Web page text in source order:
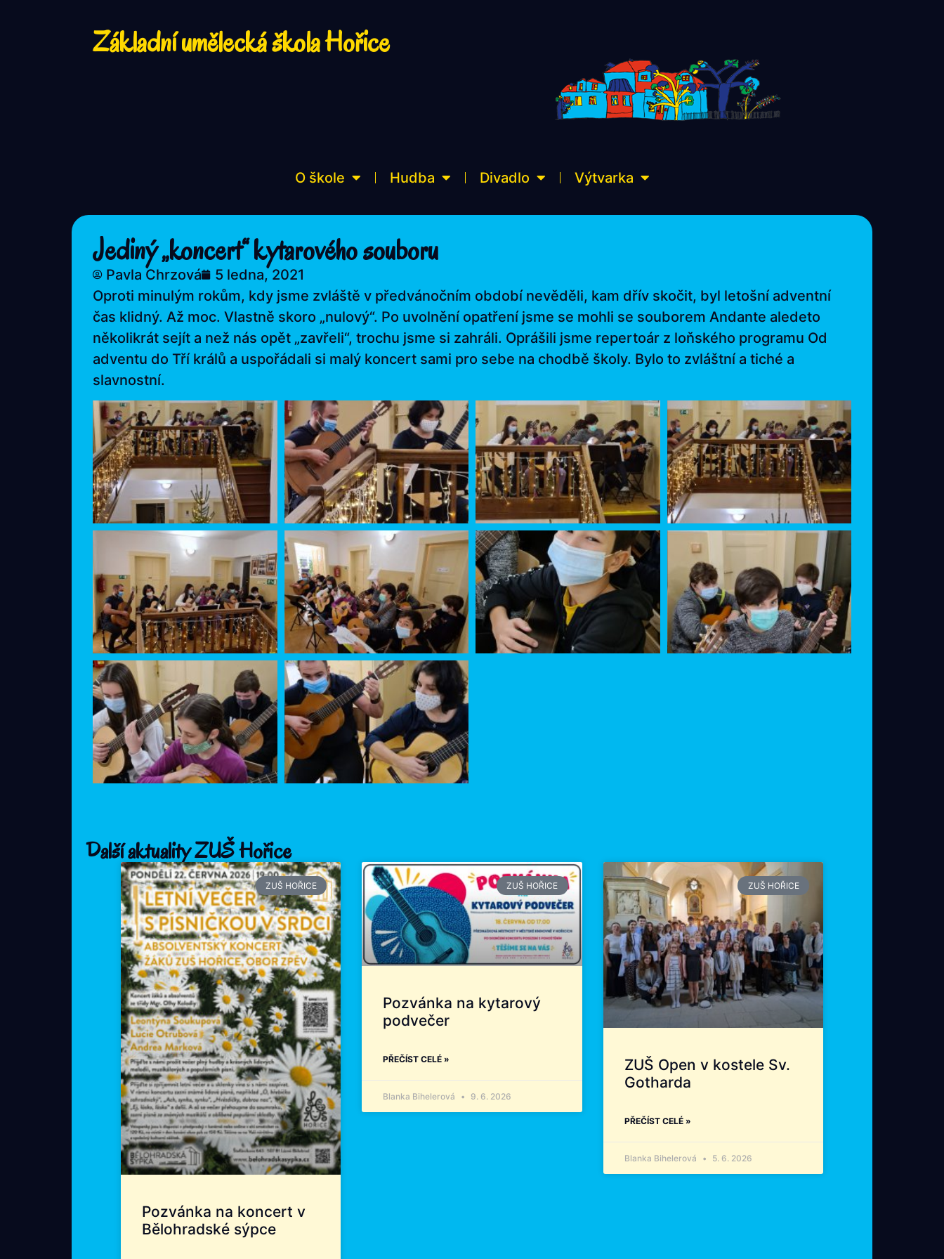
Základní umělecká škola Hořice
O škole Hudba Divadlo Výtvarka
Jediný „koncert“ kytarového souboru
Pavla Chrzová
5 ledna, 2021
Oproti minulým rokům, kdy jsme zvláště v předvánočním období nevěděli, kam dřív skočit, byl letošní adventní
čas klidný. Až moc. Vlastně skoro „nulový“. Po uvolnění opatření jsme se mohli se souborem Andante aledeto
několikrát sejít a než nás opět „zavřeli“, trochu jsme si zahráli. Oprášili jsme repertoár z loňského programu Od
adventu do Tří králů a uspořádali si malý koncert sami pro sebe na chodbě školy. Bylo to zvláštní a tiché a
slavnostní.
Další aktuality ZUŠ Hořice
ZUŠ HOŘICE
Pozvánka na koncert v
Bělohradské sýpce
ZUŠ HOŘICE
Pozvánka na kytarový
podvečer
PŘEČÍST CELÉ »
Blanka Bihelerová 9. 6. 2026
ZUŠ HOŘICE
ZUŠ Open v kostele Sv.
Gotharda
PŘEČÍST CELÉ »
Blanka Bihelerová 5. 6. 2026